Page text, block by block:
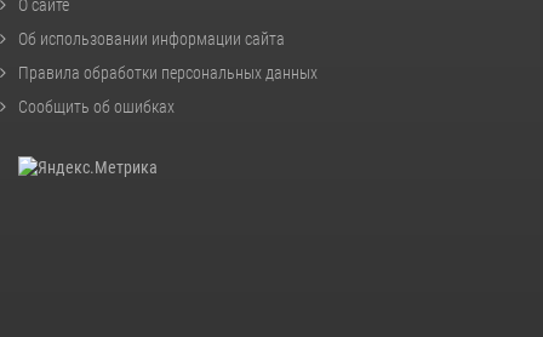
О сайте
Об использовании информации сайта
Правила обработки персональных данных
Сообщить об ошибках